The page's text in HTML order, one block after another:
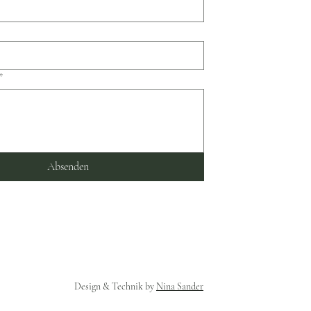
*
Absenden
Design & Technik by Nina Sander